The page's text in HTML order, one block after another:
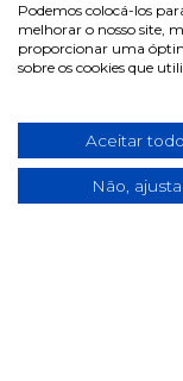
Podemos colocá-los
melhorar o nosso site,
proporcionar uma
sobre os cookies que
Aceitar
Não,